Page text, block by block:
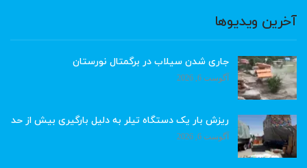
آخرین ویدیوها
جاری شدن سیلاب در برگمتال نورستان
آگوست 6, 2026
ریزش بار یک دستگاه تیلر به دلیل بارگیری بیش از حد
آگوست 6, 2026